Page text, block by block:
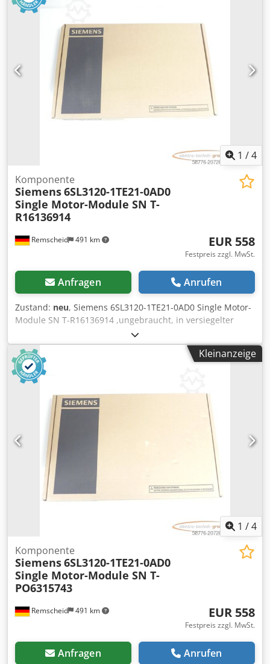
1 /4
Remscheid 491 km
Komponente
Siemens6SL3120-1TE21-0AD0
Single Motor-Module SN T-
R16136914
EUR 558
Festpreis zzgl. MwSt.
Anfragen Anrufen
Zustand: neu, Siemens 6SL3120-1TE21-0AD0 Single Motor-
Module SN T-R16136914 ,ungebraucht, in versiegelter
Originalverpackung, 100% funktionsfähig, Lieferumfang
gem. Fotos Codpfx Aex Eu Adsk Ajha
Kleinanzeige
1 /4
Remscheid 491 km
Komponente
Siemens6SL3120-1TE21-0AD0
Single Motor-Module SN T-
PO6315743
EUR 558
Festpreis zzgl. MwSt.
Anfragen Anrufen